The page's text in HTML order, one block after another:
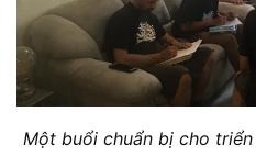
Một buổi chuẩn bị cho